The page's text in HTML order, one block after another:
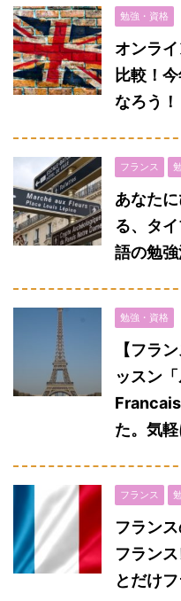
勉強・資格
オンラ
比較！
なろう！
フランス
あなた
る、タ
語の勉
勉強・資格
【フラ
ッスン
た。気
フランス
フラン
フラン
とだけ